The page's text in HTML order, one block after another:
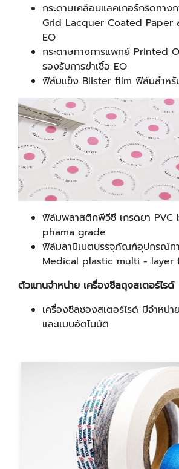
กระดาษเคลือบแลคเกอร์กริดทา
Grid Lacquer Coated Paper
EO
กระดาษทางการแพทย์ Printed
รองรับการฆ่าเชื้อ EO
ฟิล์มแข็ง Blister film ฟิล์มสำหรั
ฟิล์มพลาสติกพีวีซี เกรดยา
phama grade
ฟิล์มลามิเนตบรรจุภัณฑ์อุปกรณ์ท
Medical plastic multi - layer
ตัวแทนจำหน่าย เครื่องซีลถุงสเตอร์ไรด์
เครื่องซีลซองสเตอร์ไรด์ มีจำหน่
และแบบอัตโนมัติ